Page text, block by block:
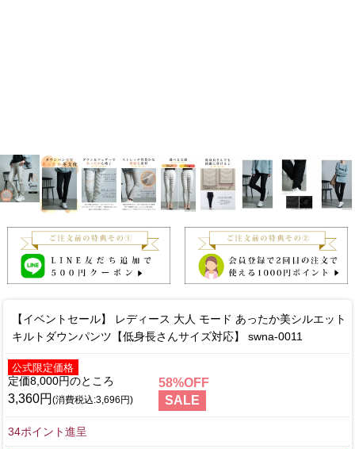
【イベントセール】 レディース 大人 モード あったか美シルエット
キルトダウンパンツ【低身長さんサイズ対応】 swna-0011
公式限定価格
定価8,000円
3,360円 (消費税込:3,696円)
58
SALE
34ポイント進呈